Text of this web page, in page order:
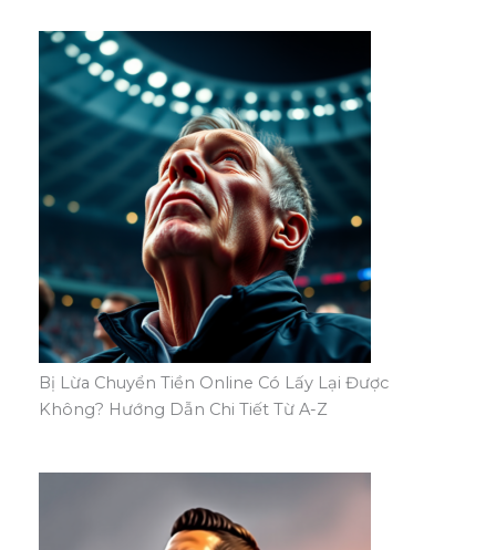
Bị Lừa Chuyển Tiền Online Có Lấy Lại Được
Không? Hướng Dẫn Chi Tiết Từ A-Z